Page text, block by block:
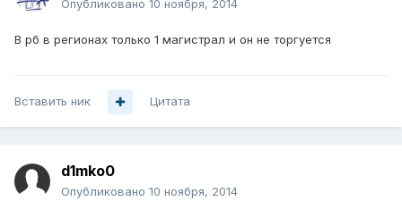
Опубликовано 10 ноября, 2014
В рб в регионах только 1 магистрал и он не торгуется
Вставить ник Цитата
d1mko0
Опубликовано 10 ноября, 2014